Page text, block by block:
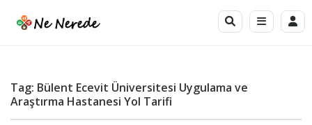
Tag: Bülent Ecevit Üniversitesi Uygulama ve
Araştırma Hastanesi Yol Tarifi